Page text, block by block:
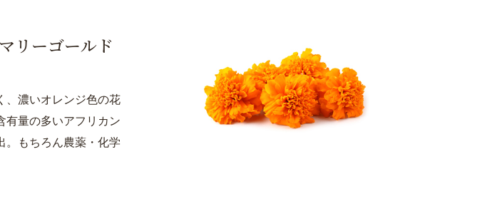
リーゴールド
、濃いオレンジ色の花
有量の多いアフリカン
。もちろん農薬・化学